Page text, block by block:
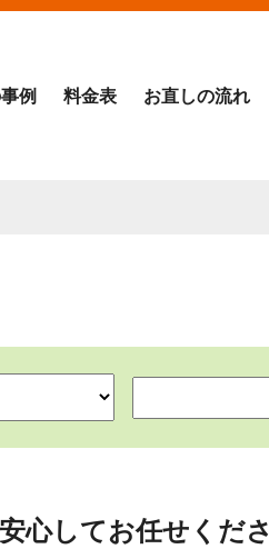
例 料金表 お直しの流れ
心してお任せくださ